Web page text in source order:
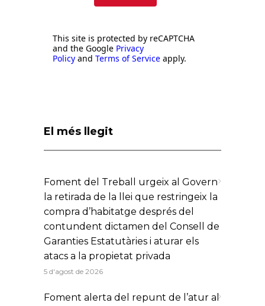
This site is protected by reCAPTCHA
and the Google Privacy
Policy and Terms of Service apply.
El més llegit
Foment del Treball urgeix al Govern
la retirada de la llei que restringeix la
compra d’habitatge després del
contundent dictamen del Consell de
Garanties Estatutàries i aturar els
atacs a la propietat privada
5 d'agost de 2026
Foment alerta del repunt de l’atur al